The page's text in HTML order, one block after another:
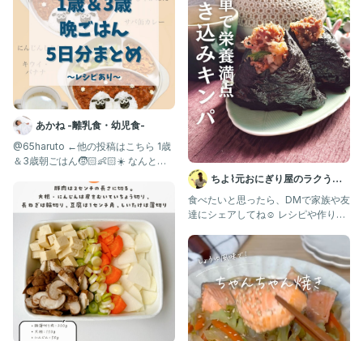
あかね -離乳食・幼児食-
@65haruto ←他の投稿はこちら 1歳
＆3歳朝ごはん🧒🏻👶🏻☀️ なんと今
ちよ⌇元おにぎり屋のラクうま
🍙レシピ
食べたいと思ったら、DMで家族や友
達にシェアしてね☺️ レシピや作り方